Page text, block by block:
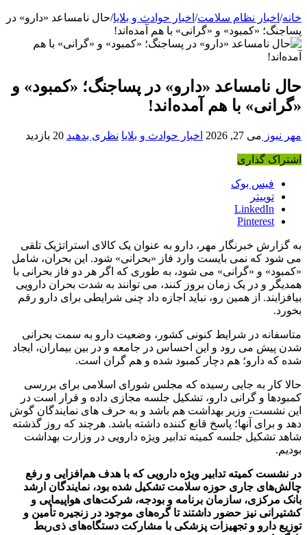
خانه/ اخبار نظام سلامت/ اخبار حوادث و بلایا/حال نامساعد «دارو» در
پساجنگ؛ «کمبود» و «گرانی» با هم آمده‌اند!
حال نامساعد «دارو» در پساجنگ؛ «کمبود» و
«گرانی» با هم آمده‌اند!
مهر نیوز می 27, 2026 اخبار حوادث و بلایا نظری بدهید 20 بازدید
اشتراک گذاری
فیس بوک
توییتر
LinkedIn
Pinterest
به گزارش خبرنگار مهر، دارو به عنوان یک کالای استراتژیک تلقی
می شود که نمی بایست وارد فاز «بحرانی» شود. این بحران، شامل
«کمبود» و «گرانی» می شود، به طوری که اگر هر دو فاز بحرانی با
همدیگر و در یک زمان بروز کنند، می توانند به شدت بحران دارویی
بیافزایند. از همین رو، نباید اجازه داد چنی شرایطی برای دارو رقم
بخورد.
متاسفانه در شرایط کنونی کشور، وضعیت دارو به سمت بحرانی
شدن پیش می رود و این احساس در جامعه و در بین بیماران، ایجاد
شده که دارو؛ هم دچار کمبود شده و هم گران است.
حالا کار به جایی رسیده که مجلس شورای اسلامی برای بررسی
کمبودها و گرانی دارو، تشکیل جلسه مجازی داده و قرار است در
این نشست، وزیر بهداشت هم باشد و به حرف های نمایندگان گوش
دهد و برای آنها؛ پاسخ قانع کننده داشته باشد. هرچند که روز گذشته
شاهد تشکیل جلسه کمیته تدابیر ویژه دارویی در وزارت بهداشت
بودیم.
در نشست کمیته تدابیر ویژه دارویی که با هدف هم‌افزایی و رفع
چالش‌های جاری حوزه سلامت تشکیل شده بود، نمایندگان ارشد
بانک مرکزی، سازمان برنامه و بودجه، شرکت‌های هواپیمایی و
کشتیرانی نیز حضور داشتند تا گره‌های موجود در زنجیره تأمین و
توزیع دارو و تجهیزات پزشکی با مشارکت دستگاه‌های ذی‌ربط